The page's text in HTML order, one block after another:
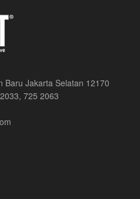
Baru Jakarta Selatan 12170
725 2063